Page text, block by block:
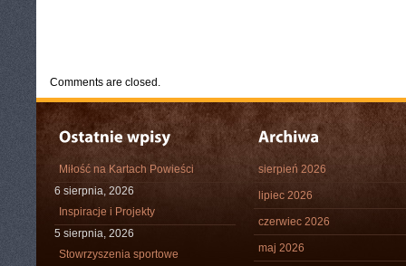
Comments are closed.
Miłość na Kartach Powieści
6 sierpnia, 2026
Inspiracje i Projekty
5 sierpnia, 2026
Stowrzyszenia sportowe
sierpień 2026
lipiec 2026
czerwiec 2026
maj 2026